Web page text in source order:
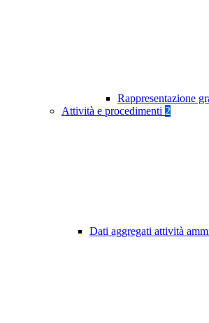
Rappresentazione
Attività e procedimenti 2
Dati aggregati attività